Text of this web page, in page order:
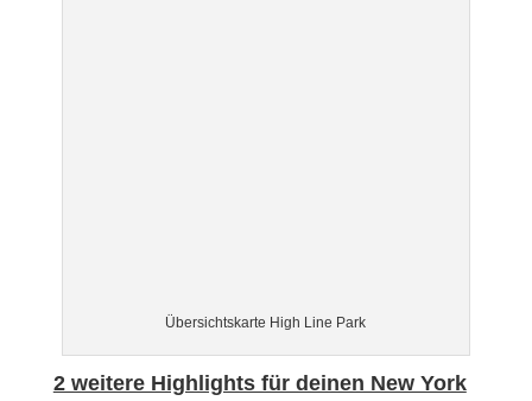
Übersichtskarte High Line Park
2 weitere Highlights für deinen New York